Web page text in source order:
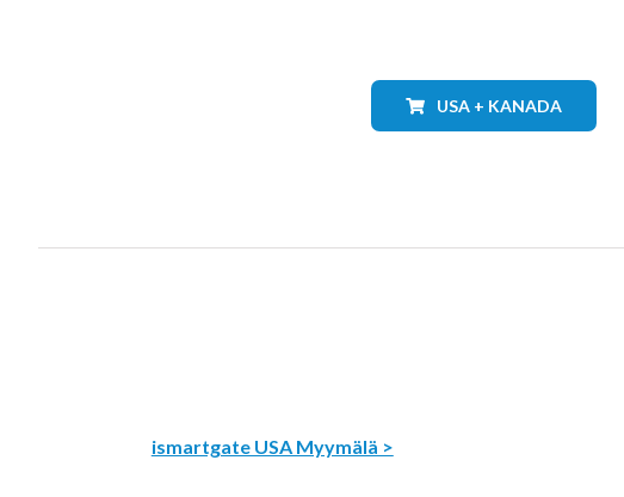
USA + KANADA
ismartgate USA Myymälä >